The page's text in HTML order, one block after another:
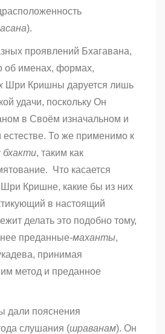
).
проявлений Бхагавана,
об именах, формах,
Шри Кришны даруется лишь
удачи, поскольку Он
в Своём изначальном и
То же применимо к
бхакти, таким как
Что касается
Кришне, какие бы из них
в настоящий
делать это подобно тому,
преданные-маханты,
принимая
метод и преданное
дали пояснения
слушания (шраванам). Он